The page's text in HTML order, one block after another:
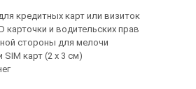
кредитных карт или визиток
карточки и водительских прав
стороны для мелочи
карт (2 х 3 см)